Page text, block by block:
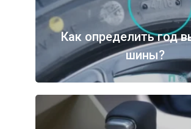
Как определить год
шины?